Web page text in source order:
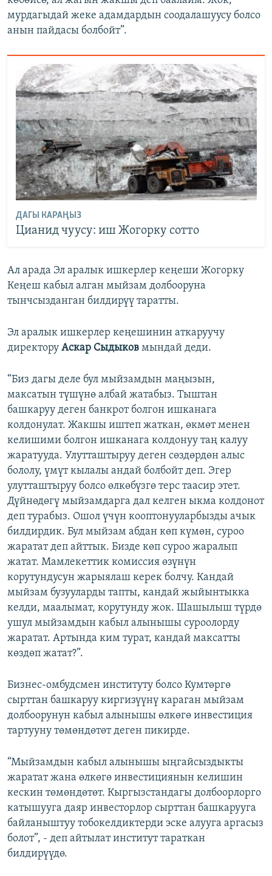
мурдагыдай жеке адамдардын соодалашуусу болсо
анын пайдасы болбойт”.
ДАГЫ КАРАҢЫЗ
Цианид чуусу: иш Жогорку сотто
Ал арада Эл аралык ишкерлер кеңеши Жогорку
Кеңеш кабыл алган мыйзам долбооруна
тынчсызданган билдирүү таратты.
Эл аралык ишкерлер кеңешинин аткаруучу
директору Аскар Сыдыков мындай деди.
“Биз дагы деле бул мыйзамдын маңызын,
максатын түшүнө албай жатабыз. Тыштан
башкаруу деген банкрот болгон ишканага
колдонулат. Жакшы иштеп жаткан, өкмөт менен
келишими болгон ишканага колдонуу таң калуу
жаратууда. Улутташтыруу деген сөздөрдөн алыс
бололу, үмүт кылалы андай болбойт деп. Эгер
улутташтыруу болсо өлкөбүзгө терс таасир этет.
Дүйнөдөгү мыйзамдарга дал келген ыкма колдонот
деп турабыз. Ошол үчүн кооптонууларбызды ачык
билдирдик. Бул мыйзам абдан көп күмөн, суроо
жаратат деп айттык. Бизде көп суроо жаралып
жатат. Мамлекеттик комиссия өзүнүн
корутундусун жарыялаш керек болчу. Кандай
мыйзам бузууларды тапты, кандай жыйынтыкка
келди, маалымат, корутунду жок. Шашылыш түрдө
ушул мыйзамдын кабыл алынышы суроолорду
жаратат. Артында ким турат, кандай максатты
көздөп жатат?”.
Бизнес-омбудсмен институту болсо Кумтөргө
сырттан башкаруу киргизүүнү караган мыйзам
долбоорунун кабыл алынышы өлкөгө инвестиция
тартууну төмөндөтөт деген пикирде.
“Мыйзамдын кабыл алынышы ыңгайсыздыкты
жаратат жана өлкөгө инвестициянын келишин
кескин төмөндөтөт. Кыргызстандагы долбоорлорго
катышууга даяр инвесторлор сырттан башкарууга
байланыштуу тобокелдиктерди эске алууга аргасыз
болот”, - деп айтылат институт тараткан
билдирүүдө.